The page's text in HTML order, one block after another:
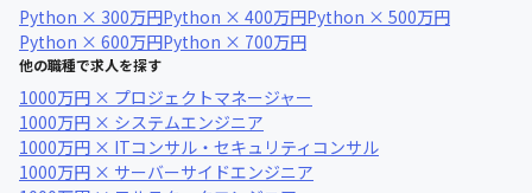
Python × 300万円Python × 400万円Python × 500万円
Python × 600万円Python × 700万円
他の職種で求人を探す
1000万円 × プロジェクトマネージャー
1000万円 × システムエンジニア
1000万円 × ITコンサル・セキュリティコンサル
1000万円 × サーバーサイドエンジニア